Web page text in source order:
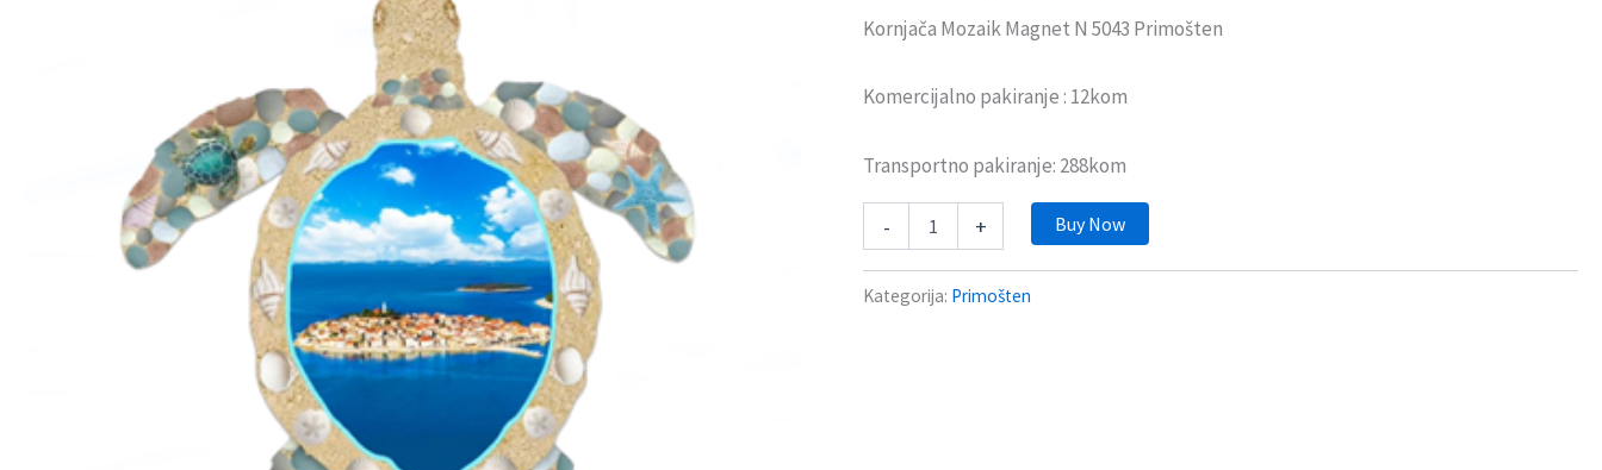
Kornjača Mozaik Magnet N 5043 Primošten
Komercijalno pakiranje : 12kom
Transportno pakiranje: 288kom
- + Buy Now
Kategorija: Primošten